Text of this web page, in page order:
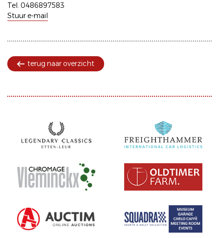
Tel. 0486897583
Stuur e-mail
terug naar overzicht